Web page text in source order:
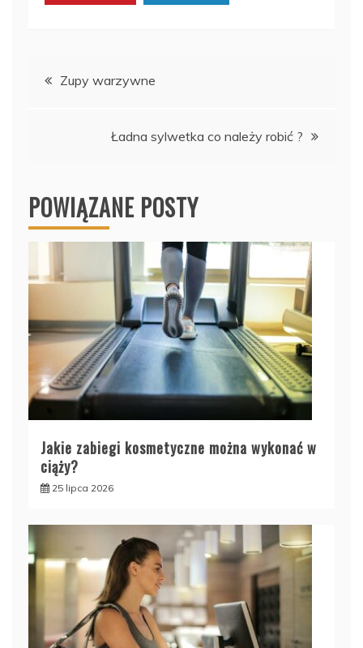
Nawigacja
Zupy warzywne
Ładna sylwetka co należy robić ?
POWIĄZANE POSTY
Jakie zabiegi kosmetyczne można wykonać w
ciąży?
25 lipca 2026